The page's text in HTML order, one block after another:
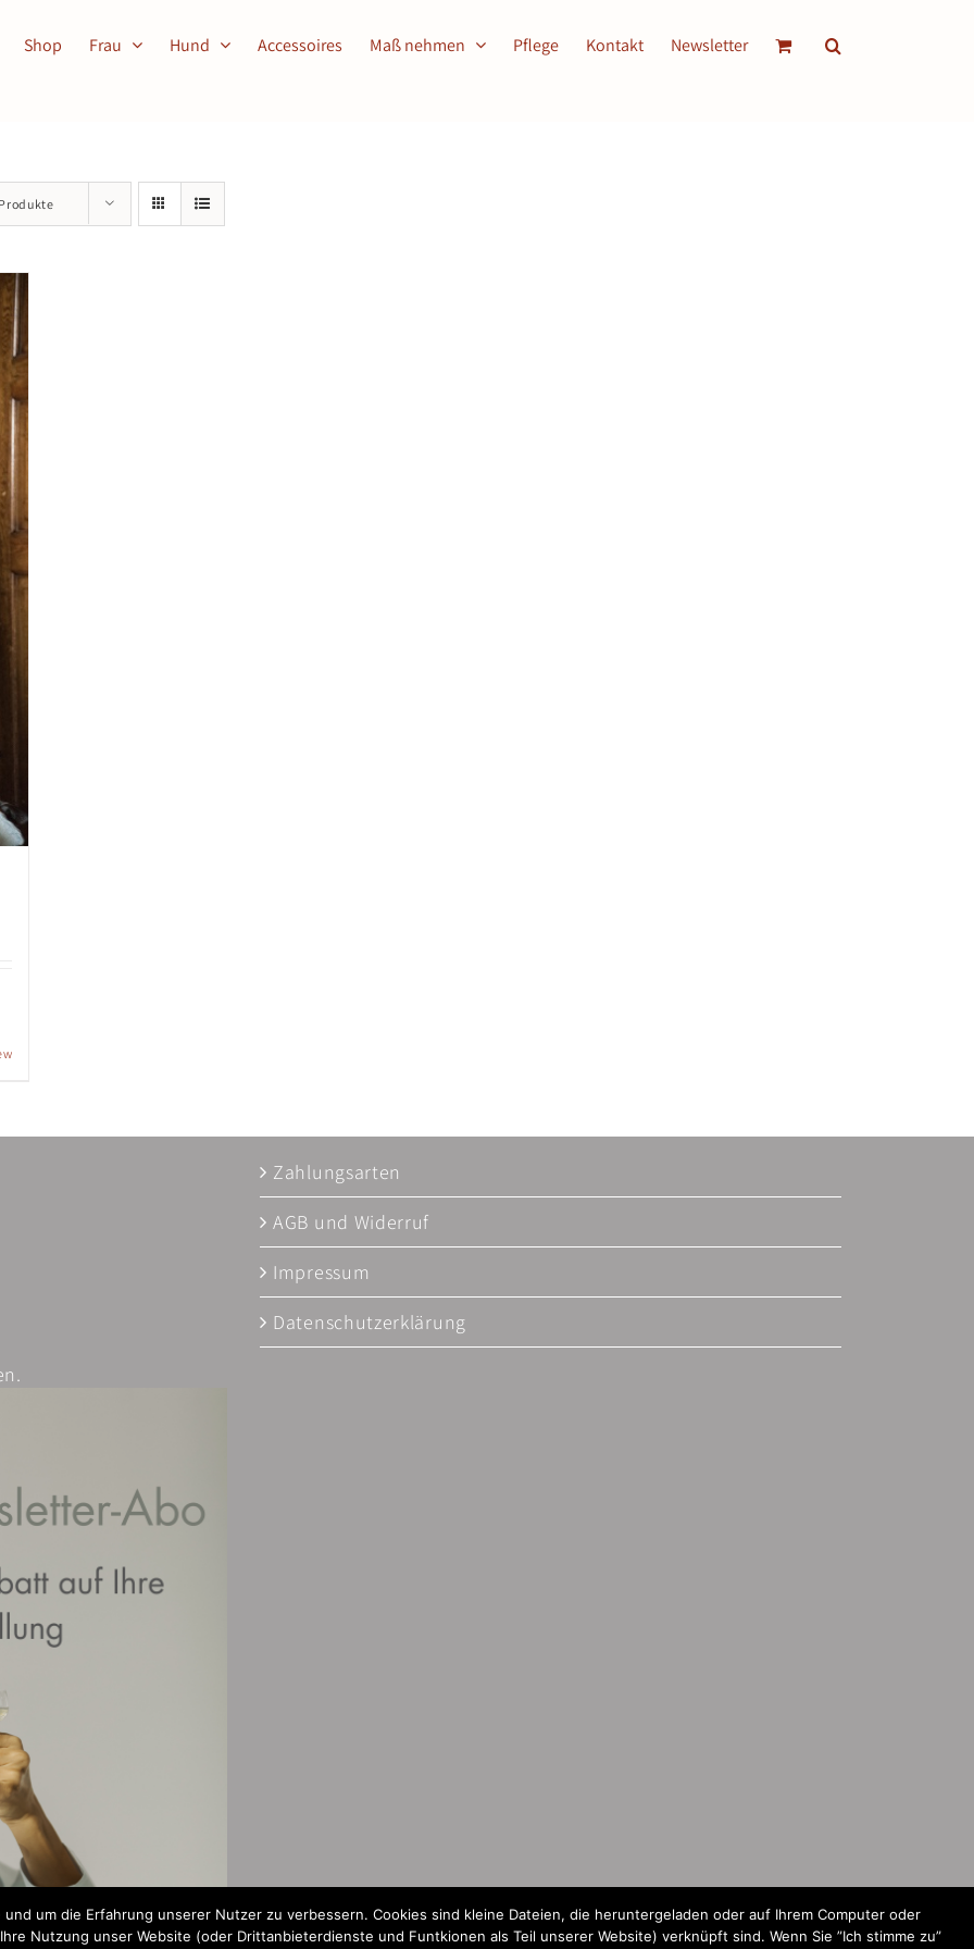
Shop Frau Hund Accessoires Maß nehmen Pflege Kontakt Newsletter
Zahlungsarten
AGB und Widerruf
Impressum
Datenschutzerklärung
um die Erfahrung unserer Nutzer zu verbessern. Cookies sind kleine Dateien, die heruntergeladen oder auf Ihrem Computer oder
Nutzung unser Website (oder Drittanbieterdienste und Funtkionen als Teil unserer Website) verknüpft sind. Wenn Sie ”Ich stimme zu”